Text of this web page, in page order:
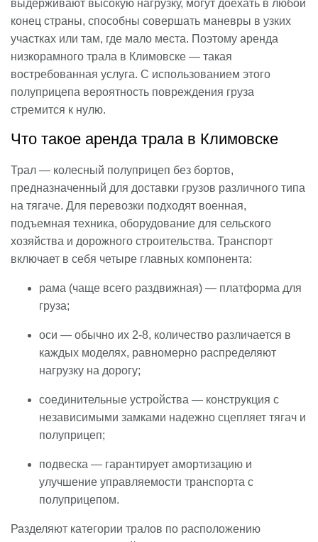
выдерживают высокую нагрузку, могут доехать в любой
конец страны, способны совершать маневры в узких
участках или там, где мало места. Поэтому аренда
низкорамного трала в Климовске — такая
востребованная услуга. С использованием этого
полуприцепа вероятность повреждения груза
стремится к нулю.
Что такое аренда трала в Климовске
Трал — колесный полуприцеп без бортов,
предназначенный для доставки грузов различного типа
на тягаче. Для перевозки подходят военная,
подъемная техника, оборудование для сельского
хозяйства и дорожного строительства. Транспорт
включает в себя четыре главных компонента:
рама (чаще всего раздвижная) — платформа для
груза;
оси — обычно их 2-8, количество различается в
каждых моделях, равномерно распределяют
нагрузку на дорогу;
соединительные устройства — конструкция с
независимыми замками надежно сцепляет тягач и
полуприцеп;
подвеска — гарантирует амортизацию и
улучшение управляемости транспорта с
полуприцепом.
Разделяют категории тралов по расположению